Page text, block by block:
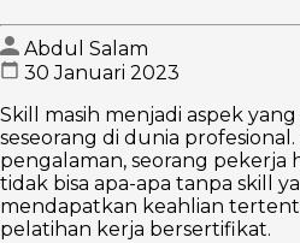
Abdul Salam
30 Januari 2023
Skill masih menjadi aspek
seseorang di dunia
pengalaman, seorang pekerja
tidak bisa apa-apa tanpa skill
mendapatkan keahlian
pelatihan kerja bersertifikat.